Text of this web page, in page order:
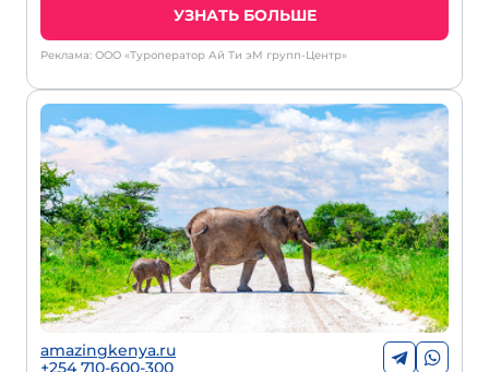
УЗНАТЬ БОЛЬШЕ
Реклама: ООО «Туроператор Ай Ти эМ групп-Центр»
amazingkenya.ru
+254 710-600-300